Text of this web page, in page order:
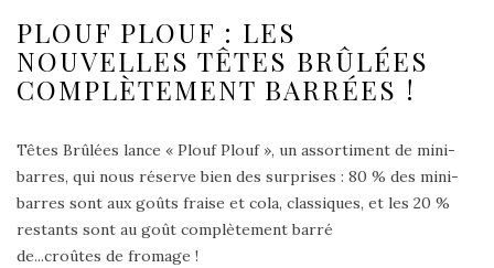
PLOUF PLOUF : LES
NOUVELLES TÊTES BRÛLÉES
COMPLÈTEMENT BARRÉES !
Têtes Brûlées lance « Plouf Plouf », un assortiment de mini-
barres, qui nous réserve bien des surprises : 80 % des mini-
barres sont aux goûts fraise et cola, classiques, et les 20 %
restants sont au goût complètement barré
de...croûtes de fromage !